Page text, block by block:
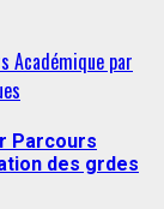
Académique par
Parcours
des grdes